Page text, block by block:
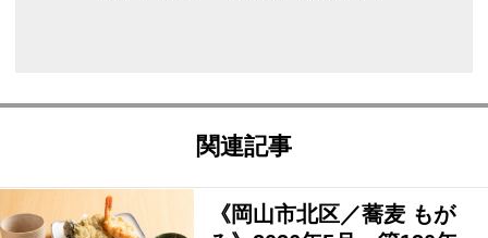
関連記事
《岡山市北区／蕎麦 もが